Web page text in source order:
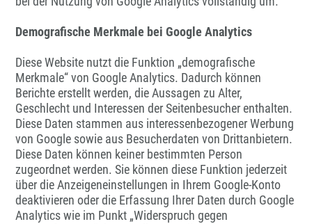
Demografische Merkmale bei Google Analytics
Diese Website nutzt die Funktion „demografische
Merkmale“ von Google Analytics. Dadurch können
Berichte erstellt werden, die Aussagen zu Alter,
Geschlecht und Interessen der Seitenbesucher enthalten.
Diese Daten stammen aus interessenbezogener Werbung
von Google sowie aus Besucherdaten von Drittanbietern.
Diese Daten können keiner bestimmten Person
zugeordnet werden. Sie können diese Funktion jederzeit
über die Anzeigeneinstellungen in Ihrem Google-Konto
deaktivieren oder die Erfassung Ihrer Daten durch Google
Analytics wie im Punkt „Widerspruch gegen